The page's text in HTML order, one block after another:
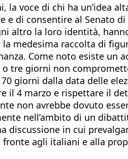
voce di chi ha un’idea
di consentire al Senato
altro la loro identità,
medesima raccolta di
Come noto esiste un
tre giorni non
giorni dalla data delle
il 4 marzo e rispettare il
non avrebbe dovuto
nell’ambito di un
in cui
agli italiani e alla